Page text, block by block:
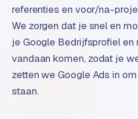
a
C
o
referenties en voor/na-
We zorgen dat je snel en
je Google Bedrijfsprofiel
vandaan komen, zodat je
zetten we Google Ads in
staan.